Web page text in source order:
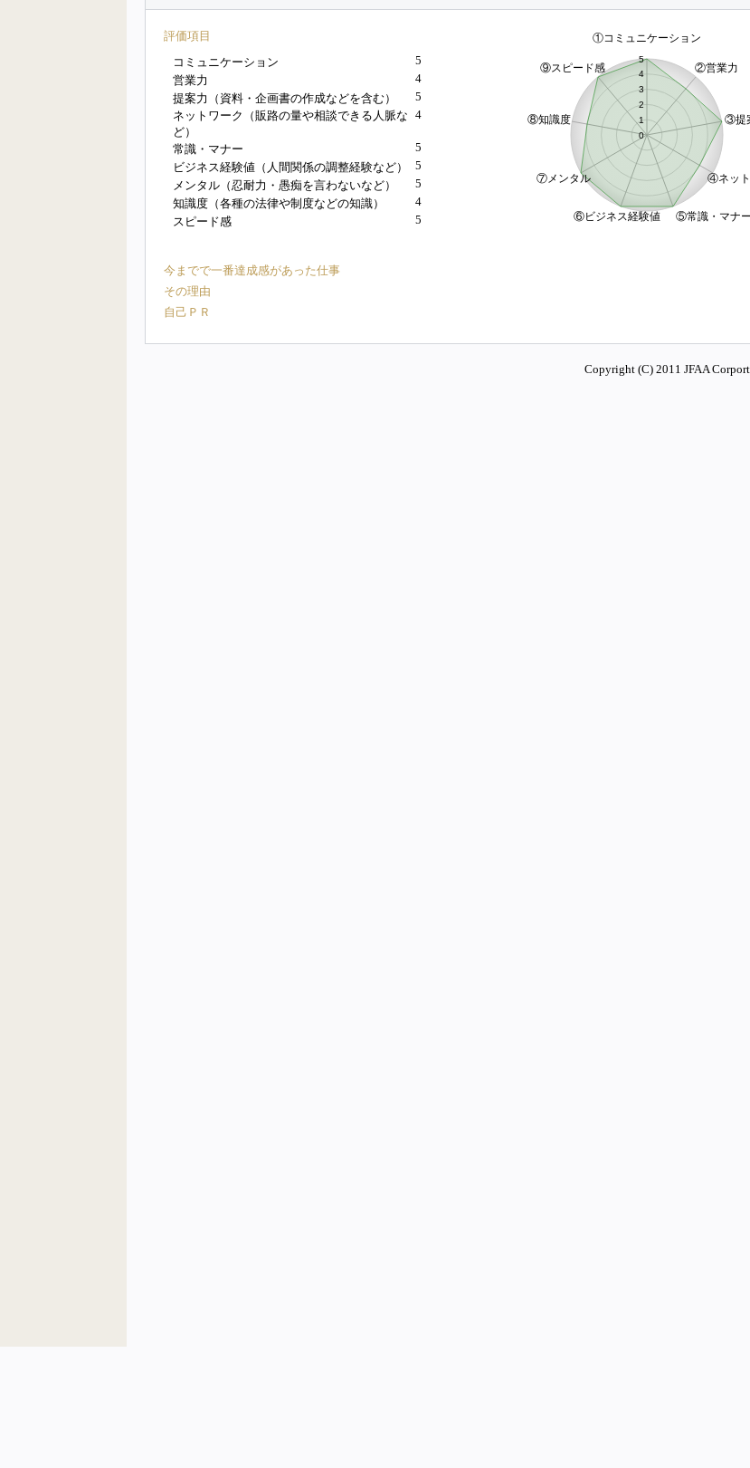
評価項目
コミュニケーション
5
営業力
4
提案力（資料・企画書の作成などを含む）
5
ネットワーク（販路の量や相談できる人脈な
ど）
4
常識・マナー
5
ビジネス経験値（人間関係の調整経験など）
5
メンタル（忍耐力・愚痴を言わないなど）
5
知識度（各種の法律や制度などの知識）
4
スピード感
5
今までで一番達成感があった仕事
その理由
自己ＰＲ
Copyright (C) 2011 JFAA